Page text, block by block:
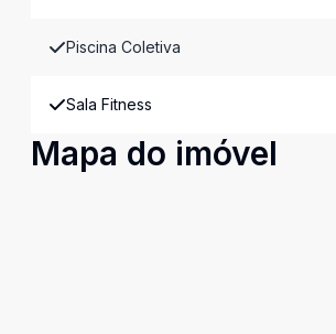
Piscina Coletiva
Sala Fitness
Mapa do imóvel